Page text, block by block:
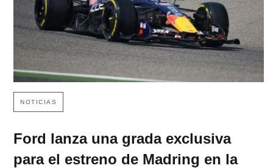
NOTICIAS
Ford lanza una grada exclusiva
para el estreno de Madring en la